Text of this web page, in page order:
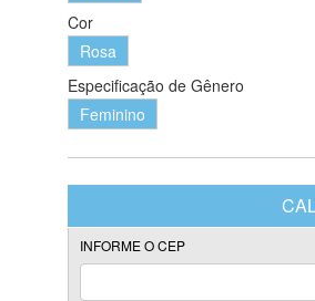
Cor
Rosa
Especificação de Gênero
Feminino